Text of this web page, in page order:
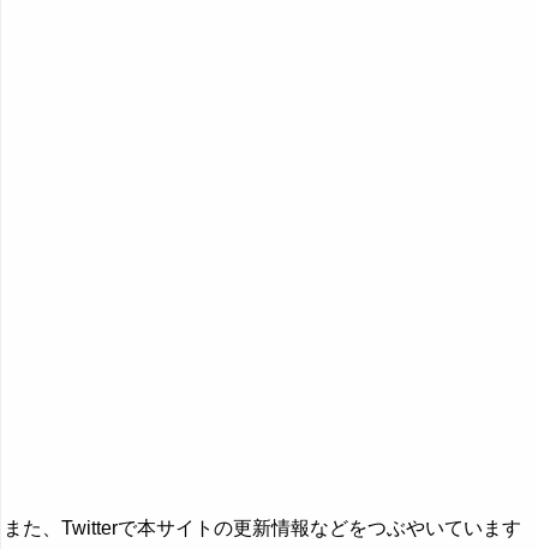
また、Twitterで本サイトの更新情報などをつぶやいています